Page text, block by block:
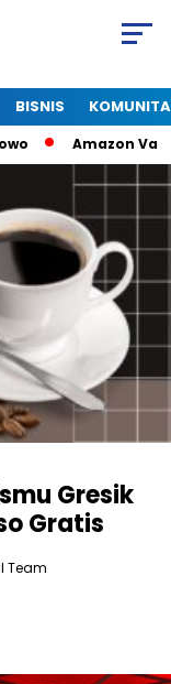
BISNIS
Amazon Van
Gresik
Gratis
Team